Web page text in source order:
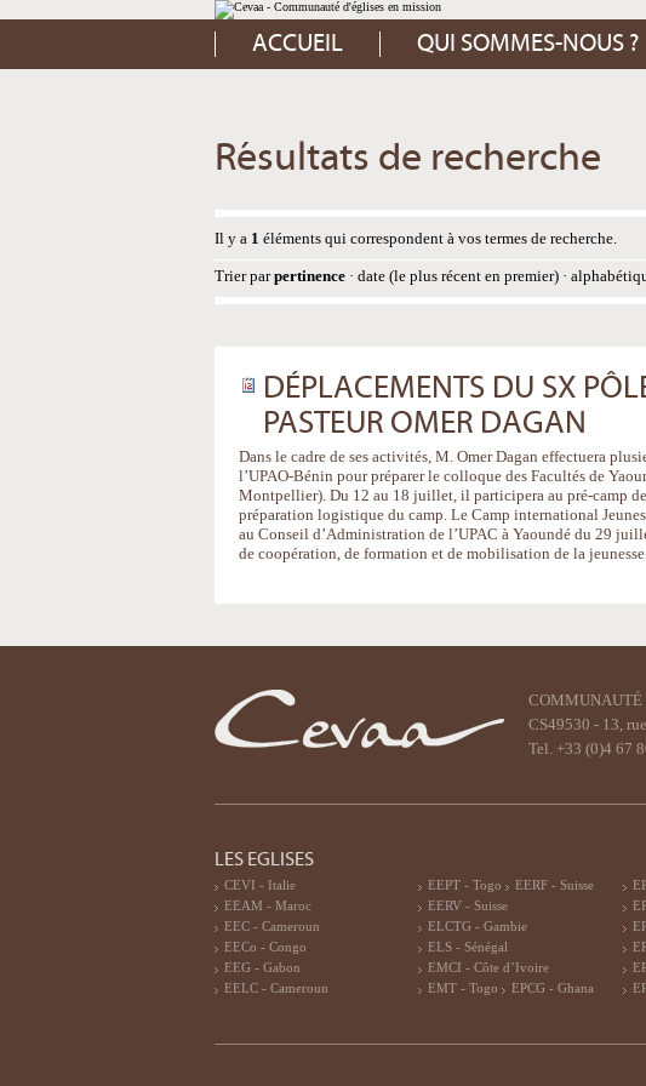
Aller
au
contenu.
Aller
à
Outils
personnels
ACCUEIL QUI SOMMES-NOUS ?
Résultats de recherche
Il y a 1 éléments qui correspondent à vos termes de recherche.
Trier par pertinence · date (le plus récent en premier) ·
DÉPLACEMENTS DU SX
PASTEUR OMER DAGAN
Dans le cadre de ses activités, M. Omer Dagan effectuera
l’UPAO-Bénin pour préparer le colloque des Facultés de
Montpellier). Du 12 au 18 juillet, il participera au pré-camp
préparation logistique du camp. Le Camp international
au Conseil d’Administration de l’UPAC à Yaoundé du 29
de coopération, de formation et de mobilisation de la
COMMUNAUTÉ
CS49530 - 13,
Tel. +33 (0)4 67
LES EGLISES
CEVI - Italie
EEAM - Maroc
EEC - Cameroun
EECo - Congo
EEG - Gabon
EELC - Cameroun
EEPT - Togo
EERF - Suisse
EERV - Suisse
ELCTG - Gambie
ELS - Sénégal
EMCI - Côte d’Ivoire
EMT - Togo
EPCG - Ghana